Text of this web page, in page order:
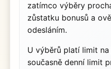
zatímco výběry
zůstatku bonusů a
odesláním.
U výběrů platí limit
současně denní limit